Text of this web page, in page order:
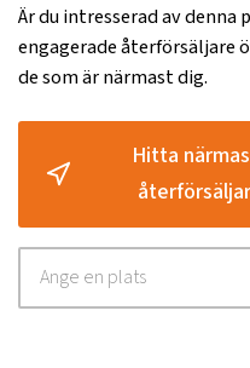
Är du intresserad av
engagerade återförsäljare
de som är närmast dig.
Hitta